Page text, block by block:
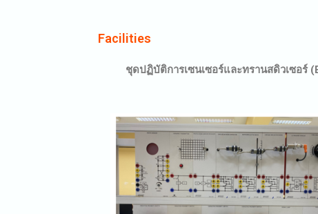
Facilities
ชุดปฏิบัติการเซนเซอร์และทรานสดิวเซอร์